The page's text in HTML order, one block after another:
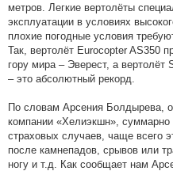
метров. Легкие вертолёты
эксплуатации в условиях
плохие погодные условия
Так, вертолёт Eurocopter AS350
гору мира – Эверест, а вертолёт
– это абсолютный рекорд.
По словам Арсения Болдырева,
компании «Хелиэкшн», суммарно
страховых случаев, чаще всего
после камнепадов, срывов или
ногу и т.д. Как сообщает нам